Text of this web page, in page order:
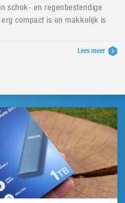
schok- en regenbestendige
compact is en makkelijk is
Lees meer